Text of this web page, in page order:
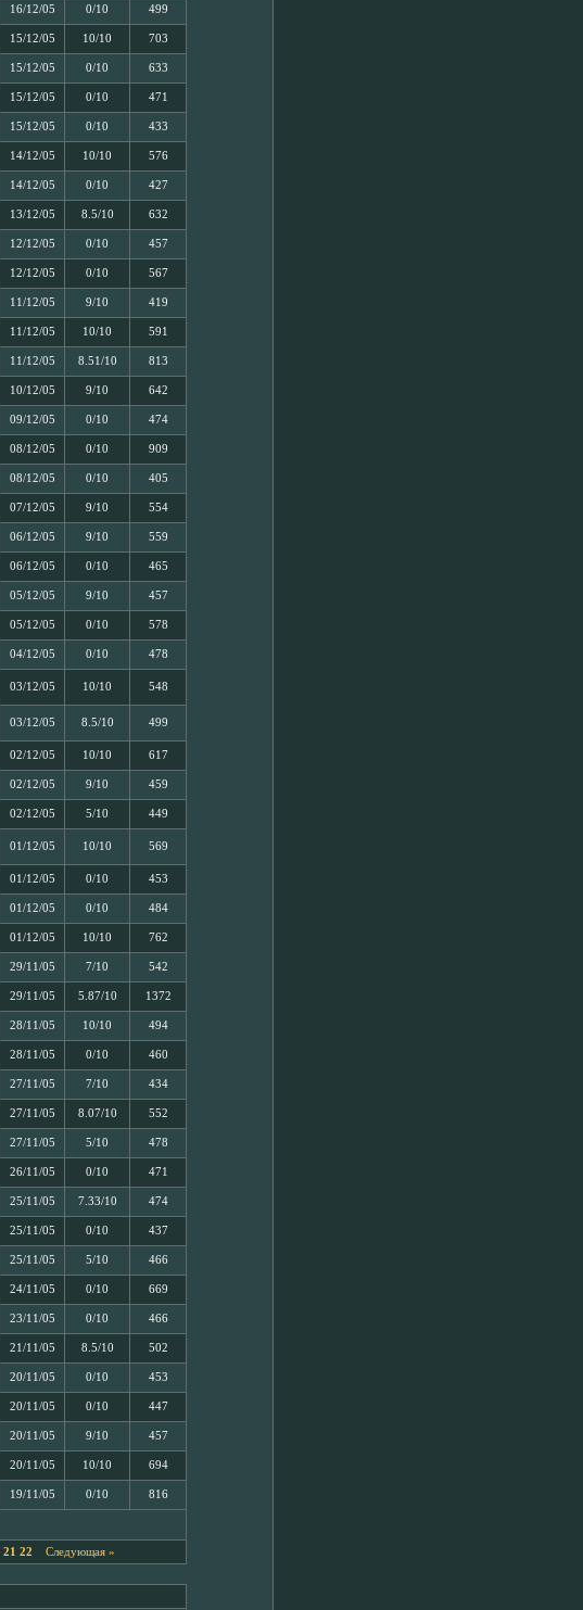
16/12/05 0/10 499
15/12/05 10/10 703
15/12/05 0/10 633
15/12/05 0/10 471
15/12/05 0/10 433
14/12/05 10/10 576
14/12/05 0/10 427
13/12/05 8.5/10 632
12/12/05 0/10 457
12/12/05 0/10 567
11/12/05 9/10 419
11/12/05 10/10 591
11/12/05 8.51/10 813
10/12/05 9/10 642
09/12/05 0/10 474
08/12/05 0/10 909
08/12/05 0/10 405
07/12/05 9/10 554
06/12/05 9/10 559
06/12/05 0/10 465
05/12/05 9/10 457
05/12/05 0/10 578
04/12/05 0/10 478
03/12/05 10/10 548
03/12/05 8.5/10 499
02/12/05 10/10 617
02/12/05 9/10 459
02/12/05 5/10 449
01/12/05 10/10 569
01/12/05 0/10 453
01/12/05 0/10 484
01/12/05 10/10 762
29/11/05 7/10 542
29/11/05 5.87/10 1372
28/11/05 10/10 494
28/11/05 0/10 460
27/11/05 7/10 434
27/11/05 8.07/10 552
27/11/05 5/10 478
26/11/05 0/10 471
25/11/05 7.33/10 474
25/11/05 0/10 437
25/11/05 5/10 466
24/11/05 0/10 669
23/11/05 0/10 466
21/11/05 8.5/10 502
20/11/05 0/10 453
20/11/05 0/10 447
20/11/05 9/10 457
20/11/05 10/10 694
19/11/05 0/10 816
21 22 Следующая »